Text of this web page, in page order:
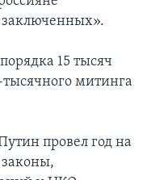
15 тысяч
митинга
провел год на
законы,